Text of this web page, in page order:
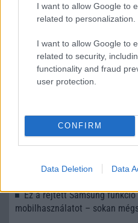
I want to allow Google to
related to personalization.
I want to allow Google to
related to security,
functionality and fraud
user protection.
CONFIRM
Data Deletion Data
További hírek
LEGOLVASOTTABBAK
iPhone 18 bemutató dátum
Apple az új csúcsmobilokról
észrevétlenül könnyíti meg a
Ez a rejtett Samsung
mobilhasználatot – sokan